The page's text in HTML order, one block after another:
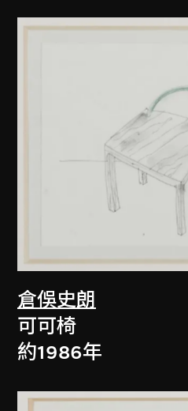
倉俁史朗
可可椅
約1986年